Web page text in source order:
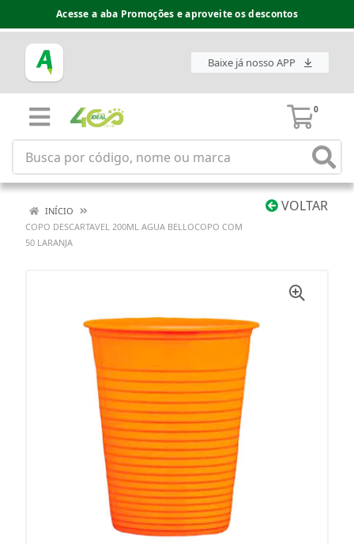
Acesse a aba Promoções e aproveite os descontos
Baixe já nosso APP
0
VOLTAR
INÍCIO
COPO DESCARTAVEL 200ML AGUA BELLOCOPO COM
50 LARANJA